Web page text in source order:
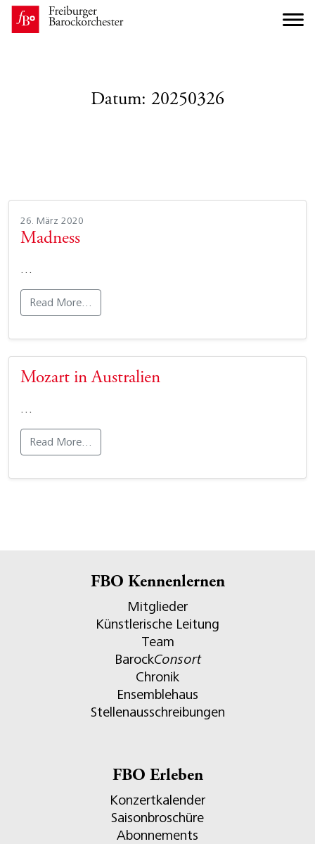
Datum: 20250326
26. März 2020
Madness
…
Read More…
Mozart in Australien
…
Read More…
FBO Kennenlernen
Mitglieder
Künstlerische Leitung
Team
BarockConsort
Chronik
Ensemblehaus
Stellenausschreibungen
FBO Erleben
Konzertkalender
Saisonbroschüre
Abonnements